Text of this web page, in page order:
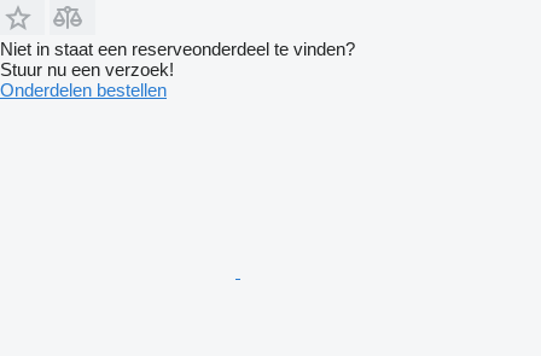
Niet in staat een reserveonderdeel te vinden?
Stuur nu een verzoek!
Onderdelen bestellen